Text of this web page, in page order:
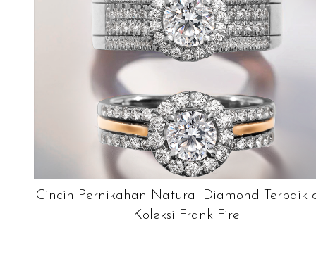
Cincin Pernikahan Natural Diamond Terbaik
Koleksi Frank Fire